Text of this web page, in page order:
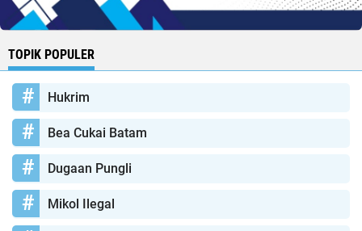
TOPIK POPULER
Hukrim
Bea Cukai Batam
Dugaan Pungli
Mikol Ilegal